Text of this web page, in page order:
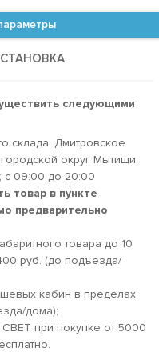
следующими
склада: Дмитровское
округ Мытищи,
c 09:00 до 20:00
товар в пункте
предварительно
товара до 10
руб. (до подъезда/
кабин в пределах
дома);
при покупке от 5000